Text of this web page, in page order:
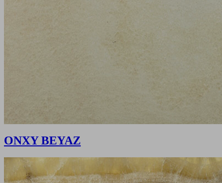
ONXY BEYAZ